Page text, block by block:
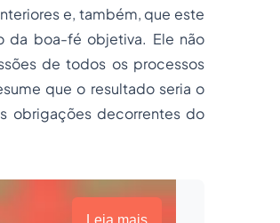
e, também, que este
da boa-fé objetiva. Ele não
de todos os processos
que o resultado seria o
obrigações decorrentes do
Leia mais